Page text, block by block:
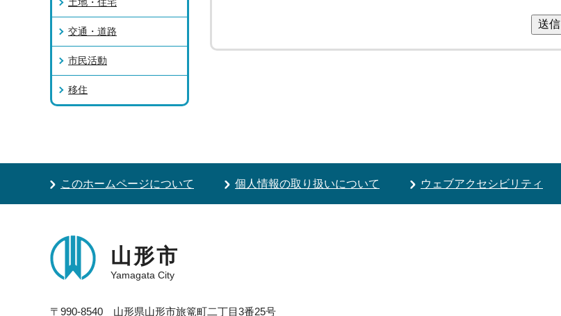
送信
交通・道路
市民活動
移住
このホームページについて 個人情報の取り扱いについて ウェブアクセシビリティ
山形市
Yamagata City
〒990-8540 山形県山形市旅篭町二丁目3番25号